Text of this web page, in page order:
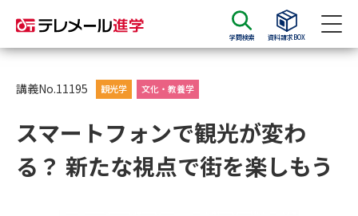
学問検索 資料請求BOX
資料請求
大学・短大の資料種類から請求
講義No.11195 観光学 文化・教養学
スマートフォンで観光が変わ
る？ 新たな視点で街を楽しもう